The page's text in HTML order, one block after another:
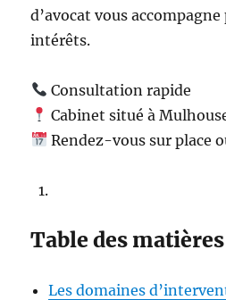
d’avocat vous
intérêts.
Consultation rapide
Cabinet situé à
Rendez-vous sur place
Table des matières
Les domaines